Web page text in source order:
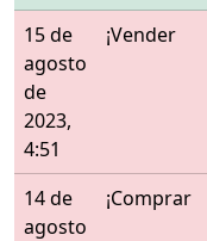
15 de
agosto
de
2023,
4:51
¡Vender
14 de
agosto
¡Comprar